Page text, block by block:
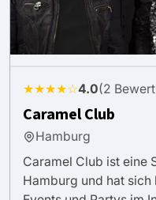
★★★★☆4.0(2
Caramel Club
Hamburg
Caramel Club ist eine
Hamburg und hat